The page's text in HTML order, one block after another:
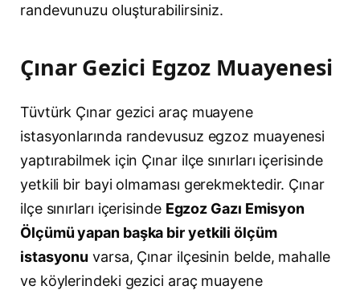
randevunuzu oluşturabilirsiniz.
Çınar Gezici Egzoz Muayenesi
Tüvtürk Çınar gezici araç muayene
istasyonlarında randevusuz egzoz muayenesi
yaptırabilmek için Çınar ilçe sınırları içerisinde
yetkili bir bayi olmaması gerekmektedir. Çınar
ilçe sınırları içerisinde Egzoz Gazı Emisyon
Ölçümü yapan başka bir yetkili ölçüm
istasyonu varsa, Çınar ilçesinin belde, mahalle
ve köylerindeki gezici araç muayene